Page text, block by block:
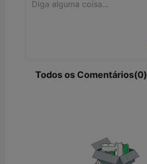
Todos os Comentários(0)